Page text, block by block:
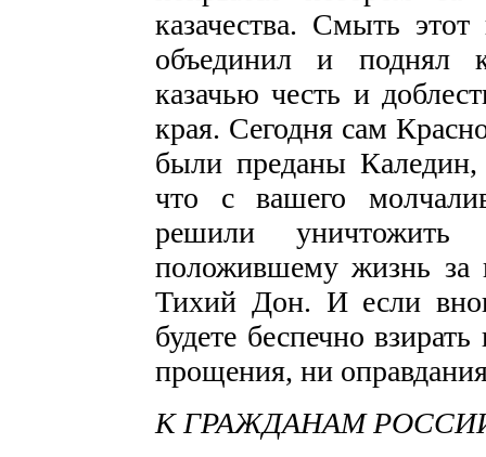
казачества. Смыть
объединил и поднял
казачью честь и
края. Сегодня сам
были преданы
что с вашего
решили уничтожить
положившему жизнь за
Тихий Дон. И если
будете беспечно
прощения, ни
К ГРАЖДАНАМ РОССИИ,